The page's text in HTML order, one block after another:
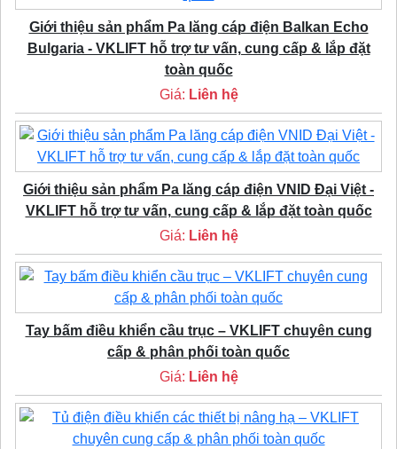
Giới thiệu sản phẩm Pa lăng cáp điện Balkan Echo
Bulgaria - VKLIFT hỗ trợ tư vấn, cung cấp & lắp đặt
toàn quốc
Giá: Liên hệ
Giới thiệu sản phẩm Pa lăng cáp điện VNID Đại Việt -
VKLIFT hỗ trợ tư vấn, cung cấp & lắp đặt toàn quốc
Giá: Liên hệ
Tay bấm điều khiển cầu trục – VKLIFT chuyên cung
cấp & phân phối toàn quốc
Giá: Liên hệ